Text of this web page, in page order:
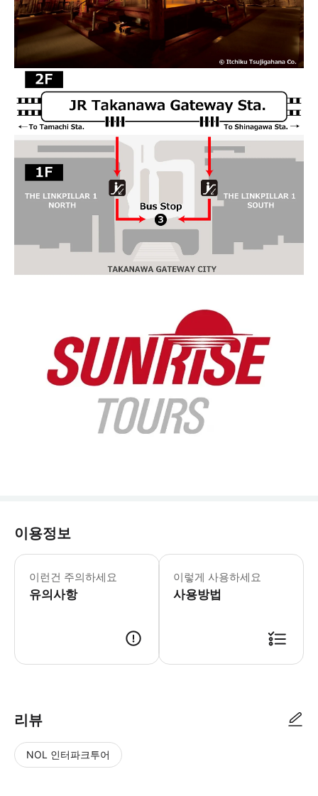
이용정보
이런건 주의하세요
유의사항
* 본 투어는 Sunrise Tours의 지속 가
이렇게 사용하세요
사용방법
리뷰
NOL 인터파크투어